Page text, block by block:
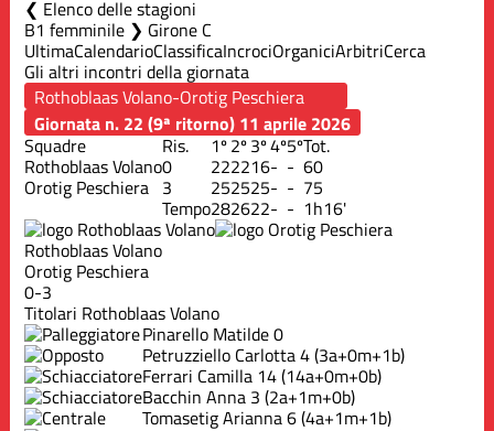
Elenco delle stagioni
B1 femminile ❯ Girone C
UltimaCalendarioClassificaIncrociOrganiciArbitriCerca
Gli altri incontri della giornata
Giornata n. 22 (9ª ritorno) 11 aprile 2026
Squadre
Ris. 1º2º3º4º5ºTot.
Rothoblaas Volano0 222216- - 60
Orotig Peschiera 3 252525- - 75
Tempo282622- - 1h16'
Rothoblaas Volano
Orotig Peschiera
0-3
Titolari Rothoblaas Volano
Pinarello Matilde0
Petruzziello Carlotta4(3a+0m+1b)
Ferrari Camilla 14(14a+0m+0b)
Bacchin Anna 3 (2a+1m+0b)
Tomasetig Arianna6(4a+1m+1b)